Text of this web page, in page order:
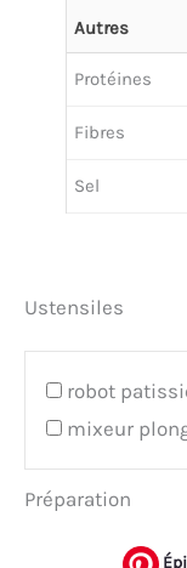
Autres
Protéines
Fibres
Sel
Ustensiles
robot
mixeur
Préparation